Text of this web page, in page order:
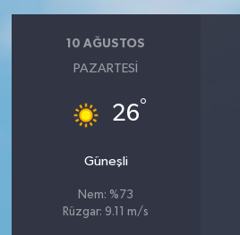
10 AĞUSTOS
PAZARTESI
26°
Güneşli
Nem: %73
Rüzgar: 9.11 m/s